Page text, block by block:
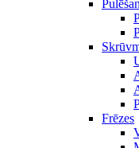
Frēzes